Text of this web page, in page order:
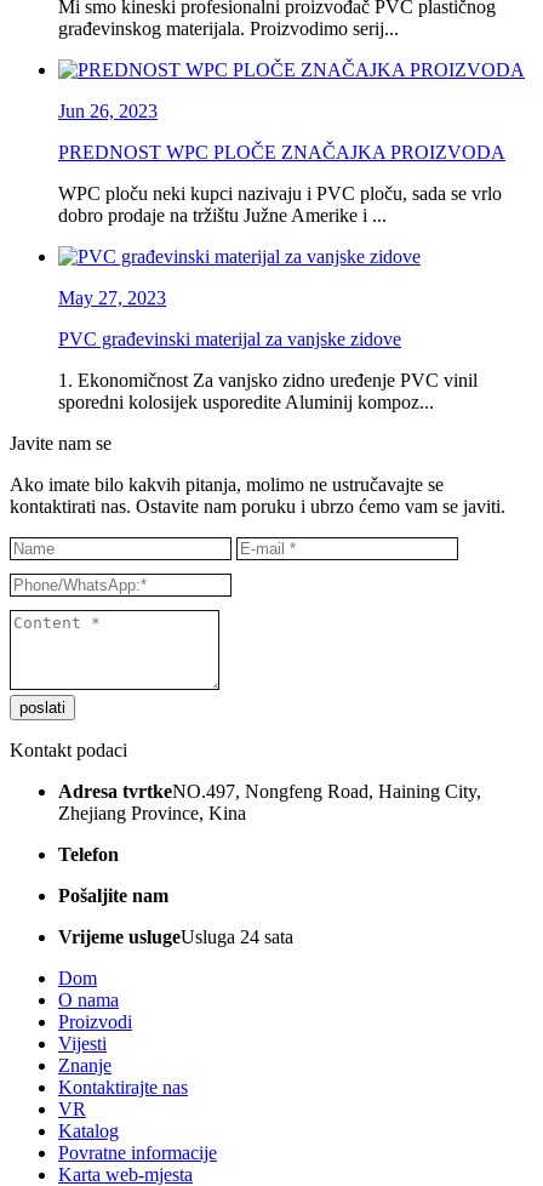
Mi smo kineski profesionalni proizvođač PVC plastičnog
građevinskog materijala. Proizvodimo serij...
Jun 26, 2023
PREDNOST WPC PLOČE ZNAČAJKA PROIZVODA
WPC ploču neki kupci nazivaju i PVC ploču, sada se vrlo
dobro prodaje na tržištu Južne Amerike i ...
May 27, 2023
PVC građevinski materijal za vanjske zidove
1. Ekonomičnost Za vanjsko zidno uređenje PVC vinil
sporedni kolosijek usporedite Aluminij kompoz...
Javite nam se
Ako imate bilo kakvih pitanja, molimo ne ustručavajte se
kontaktirati nas. Ostavite nam poruku i ubrzo ćemo vam se javiti.
poslati
Kontakt podaci
Adresa tvrtkeNO.497, Nongfeng Road, Haining City,
Zhejiang Province, Kina
Telefon
Pošaljite nam
Vrijeme uslugeUsluga 24 sata
Dom
O nama
Proizvodi
Vijesti
Znanje
Kontaktirajte nas
VR
Katalog
Povratne informacije
Karta web-mjesta